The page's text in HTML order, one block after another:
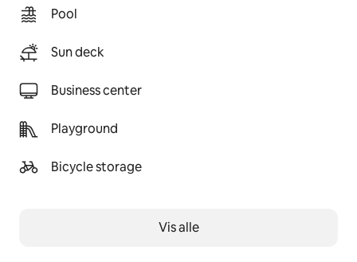
Pool
Sun deck
Business center
Playground
Bicycle storage
Vis alle